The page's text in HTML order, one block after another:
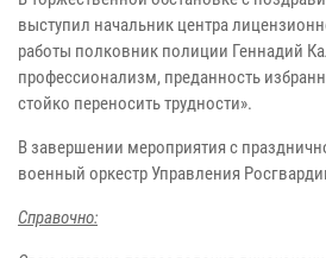
выступил начальник центра
работы полковник полиции Геннадий
профессионализм, преданность
стойко переносить трудности».
В завершении мероприятия с
военный оркестр Управления
Справочно: